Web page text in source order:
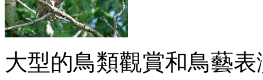
大型的鳥類觀賞和鳥藝